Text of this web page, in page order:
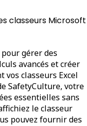
classeurs Microsoft
gérer des
avancés et créer
classeurs Excel
SafetyCulture, votre
essentielles sans
le classeur
pouvez fournir des